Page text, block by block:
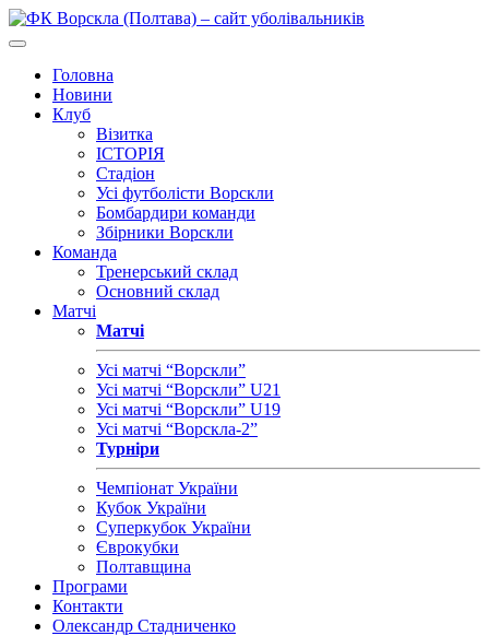
Головна
Новини
Клуб
Візитка
ІСТОРІЯ
Стадіон
Усі футболісти Ворскли
Бомбардири команди
Збірники Ворскли
Команда
Тренерський склад
Основний склад
Матчі
Матчі
Усі матчі “Ворскли”
Усі матчі “Ворскли” U21
Усі матчі “Ворскли” U19
Усі матчі “Ворскла-2”
Турніри
Чемпіонат України
Кубок України
Суперкубок України
Єврокубки
Полтавщина
Програми
Контакти
Олександр Стадниченко